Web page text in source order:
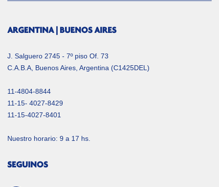
ARGENTINA | BUENOS AIRES
J. Salguero 2745 - 7º piso Of. 73
C.A.B.A, Buenos Aires, Argentina (C1425DEL)
11-4804-8844
11-15- 4027-8429
11-15-4027-8401
Nuestro horario: 9 a 17 hs.
SEGUINOS